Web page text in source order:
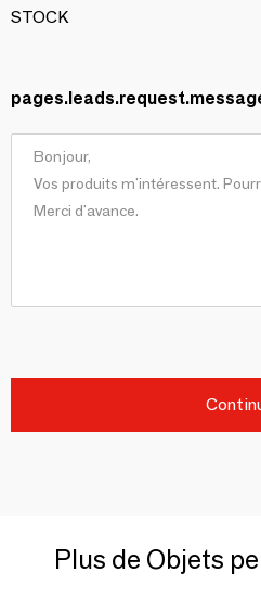
STOCK
Plus de Objets